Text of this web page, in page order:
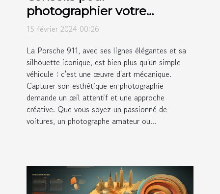
photographier votre
Porsche 911 et sublimer son
15 février 2024 00:26
La Porsche 911, avec ses lignes élégantes et sa
silhouette iconique, est bien plus qu'un simple
véhicule : c'est une œuvre d'art mécanique.
Capturer son esthétique en photographie
demande un œil attentif et une approche
créative. Que vous soyez un passionné de
voitures, un photographe amateur ou...